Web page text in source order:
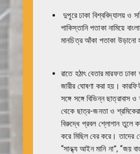
দুপুরে ঢাকা বিশ্ববিদ্যালয় ও
পাকিস্তানি পতাকা নামিয়ে
মানচিত্র আঁকা পতাকা উড়ানো
রাতে হঠাৎ বেতার মারফত
জারীর ঘোষণা করা হয়।
সঙ্গে সঙ্গে বিভিন্ন ছাত্রাবাস
থেকে ছাত্র-জনতা ও
বিরুদ্ধে প্রবল শ্লোগান তুলে
করে মিছিল বের করে। তাদের
“সান্ধ্য আইন মানি না”, “জয়